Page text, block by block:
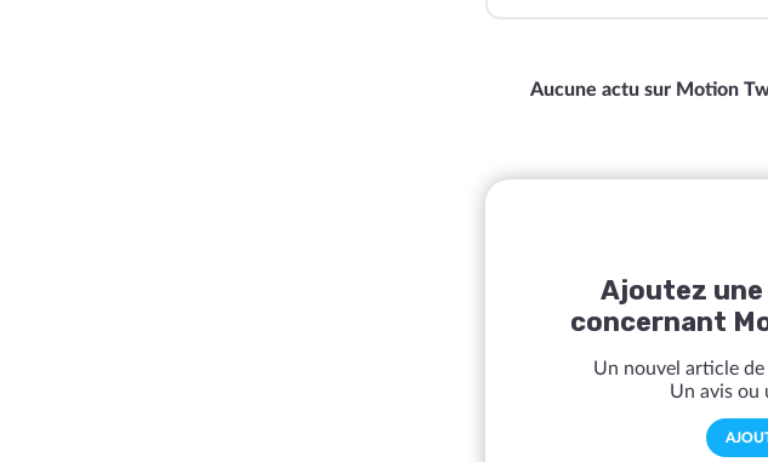
Aucune actu sur Motion
Ajoutez
concernant
Un nouvel article
Un avis ou